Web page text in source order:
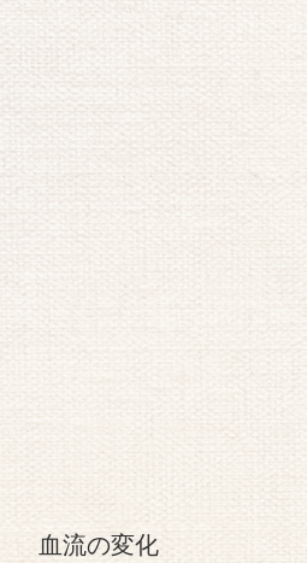
血流の変化
夜になると体の動きが少なくな
態が変化することがあります。
たりすることで筋肉がポンプの
が体を巡りやすくなると言われ
て安静な状態が続くと、その働
滞りやすくなる場合があると説明
足は体の中でも心臓から遠い場
液が戻りにくい部位とされてい
なることで血流がゆるやかにな